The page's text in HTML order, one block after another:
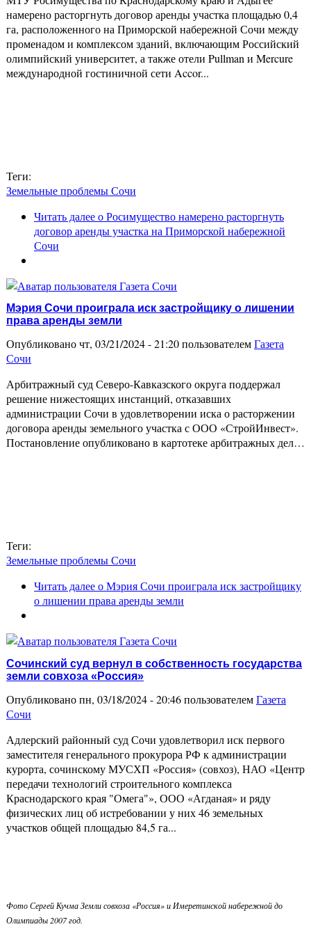
намерено расторгнуть договор аренды участка площадью 0,4
га, расположенного на Приморской набережной Сочи между
променадом и комплексом зданий, включающим Российский
олимпийский университет, а также отели Pullman и Mercure
международной гостиничной сети Accor...
Теги:
Земельные проблемы Сочи
Читать далеео Росимущество намерено расторгнуть
договор аренды участка на Приморской набережной
Сочи
Мэрия Сочи проиграла иск застройщику о лишении
права аренды земли
Опубликовано чт, 03/21/2024 - 21:20 пользователемГазета
Сочи
Арбитражный суд Северо-Кавказского округа поддержал
решение нижестоящих инстанций, отказавших
администрации Сочи в удовлетворении иска о расторжении
договора аренды земельного участка с ООО «СтройИнвест».
Постановление опубликовано в картотеке арбитражных дел…
Теги:
Земельные проблемы Сочи
Читать далеео Мэрия Сочи проиграла иск застройщику
о лишении права аренды земли
Сочинский суд вернул в собственность государства
земли совхоза «Россия»
Опубликовано пн, 03/18/2024 - 20:46 пользователемГазета
Сочи
Адлерский районный суд Сочи удовлетворил иск первого
заместителя генерального прокурора РФ к администрации
курорта, сочинскому МУСХП «Россия» (совхоз), НАО «Центр
передачи технологий строительного комплекса
Краснодарского края "Омега"», ООО «Агданая» и ряду
физических лиц об истребовании у них 46 земельных
участков общей площадью 84,5 га...
Фото Сергей Кучма Земли совхоза «Россия» и Имеретинской набережной до
Олимпиады 2007 год.